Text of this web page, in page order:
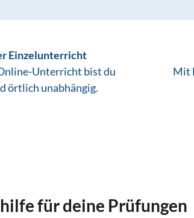
Einzelunterricht
Unterricht bist du
örtlich unabhängig.
Mit
für deine Prüfungen